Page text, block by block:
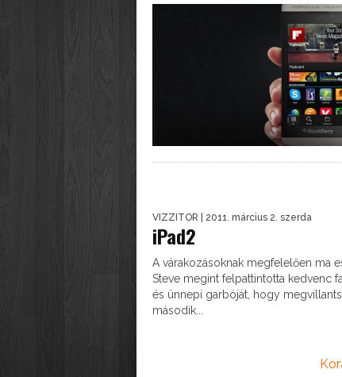
VIZZITOR | 2011. március 2. szerda
iPad2
A várakozásoknak megfelelően ma
Steve megint felpattintotta kedvenc
és ünnepi garbóját, hogy
második...